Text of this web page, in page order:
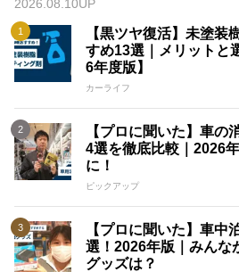
2026.08.10UP
【黒ツヤ復活】未塗装
すめ13選｜メリットと
6年度版】
カーライフ
【プロに聞いた】車の
4選を徹底比較｜2026
に！
ピックアップ
【プロに聞いた】車中
選！2026年版｜みんな
グッズは？